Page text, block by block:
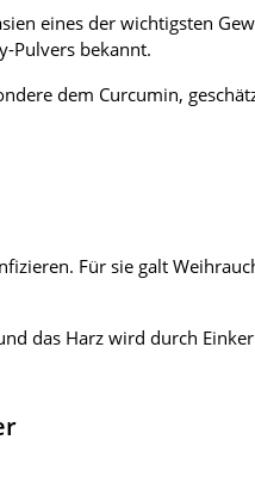
eines der wichtigsten
Pulvers bekannt.
dem Curcumin,
Für sie galt
das Harz wird durch